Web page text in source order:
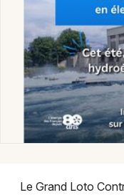
Magazine à
Actus tourisme &
Restaurants
Le Grand Loto